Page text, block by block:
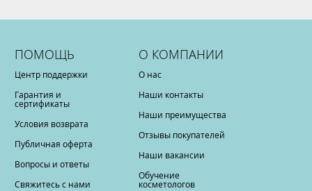
ПОМОЩЬ
Центр поддержки
Гарантия и
сертификаты
Условия возврата
Публичная оферта
Вопросы и ответы
Свяжитесь с нами
О КОМПАНИИ
О нас
Наши контакты
Наши преимущества
Отзывы покупателей
Наши вакансии
Обучение
косметологов